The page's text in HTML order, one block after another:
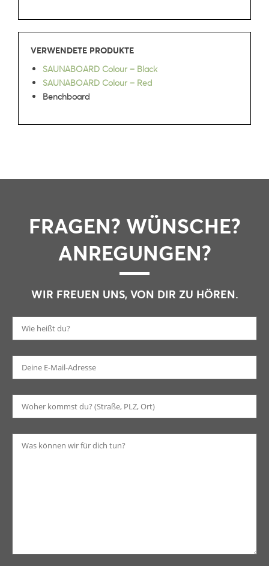
VERWENDETE PRODUKTE
SAUNABOARD Colour – Black
SAUNABOARD Colour – Red
Benchboard
FRAGEN? WÜNSCHE?
ANREGUNGEN?
WIR FREUEN UNS, VON DIR ZU HÖREN.